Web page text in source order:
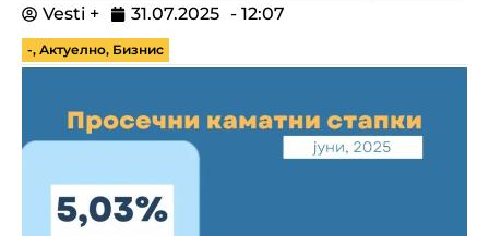
Vesti + 31.07.2025 - 12:07
-, Актуелно, Бизнис